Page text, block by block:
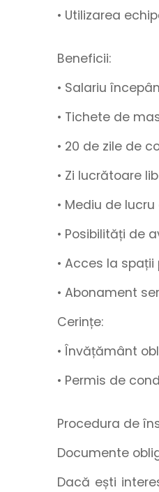
• Utilizarea
Beneficii:
• Salariu
• Tichete de
• 20 de zile de
• Zi lucrătoare
• Mediu de lucru
• Posibilități de
• Acces la
• Abonament
Cerințe:
• Învățământ
• Permis de
Procedura de
Documente
Dacă ești